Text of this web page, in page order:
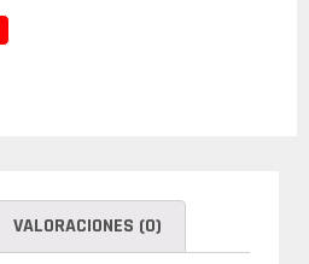
VALORACIONES (0)